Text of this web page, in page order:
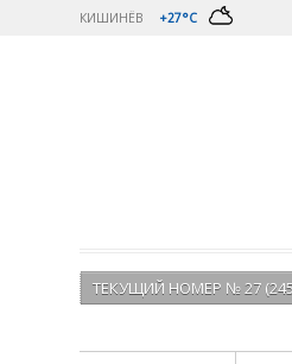
КИШИНЁВ +27°C
ТЕКУЩИЙ НОМЕР № 27